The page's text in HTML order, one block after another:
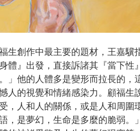
生創作中最主要的題材，王嘉
體』出發，直接訴諸其『當下性
」他的人體多是變形而拉長的，
人的視覺和情緒感染力。顧福生
，人和人的關係，或是人和周圍
，是夢幻，生命是多麼的脆弱。